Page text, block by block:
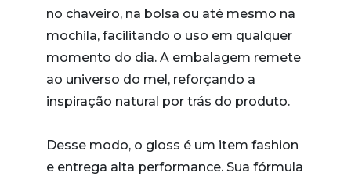
no chaveiro, na bolsa ou até mesmo na
mochila, facilitando o uso em qualquer
momento do dia. A embalagem remete
ao universo do mel, reforçando a
inspiração natural por trás do produto.
Desse modo, o gloss é um item fashion
e entrega alta performance. Sua fórmula